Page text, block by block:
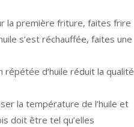
la première friture, faites frire
s’est réchauffée, faites une
répétée d’huile réduit la qualité
la température de l’huile et
doit être tel qu’elles